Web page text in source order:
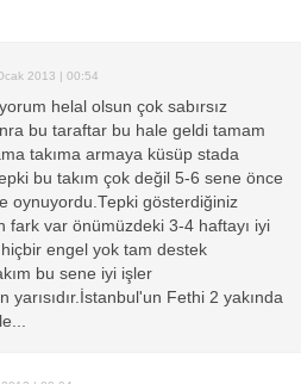
2013 | 00:54
helal olsun çok sabırsız
bu taraftar bu hale geldi tamam
takıma armaya küsüp stada
bu takım çok değil 5-6 sene önce
oynuyordu.Tepki gösterdiğiniz
fark var önümüzdeki 3-4 haftayı iyi
engel yok tam destek
bu sene iyi işler
yarısıdır.İstanbul'un Fethi 2 yakında